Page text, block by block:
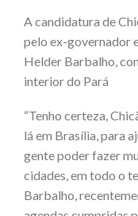
A candidatura de
pelo ex-governador
Helder Barbalho,
interior do Pará
“Tenho certeza,
lá em Brasília, para
gente poder fazer
cidades, em todo o
Barbalho,